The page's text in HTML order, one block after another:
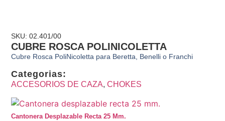
SKU: 02.401/00
CUBRE ROSCA POLINICOLETTA
Cubre Rosca PoliNicoletta para Beretta, Benelli o Franchi
Categorias:
ACCESORIOS DE CAZA,CHOKES
Cantonera Desplazable Recta 25 Mm.